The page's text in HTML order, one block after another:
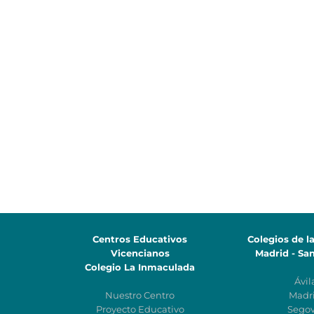
Centros Educativos
Vicencianos
Colegio La Inmaculada
Nuestro Centro
Proyecto Educativo
Colegios de
Madrid -